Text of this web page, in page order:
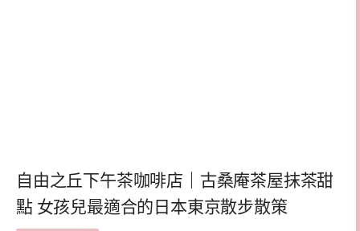
自由之丘下午茶咖啡店｜古桑庵茶屋抹茶甜
點 女孩兒最適合的日本東京散步散策